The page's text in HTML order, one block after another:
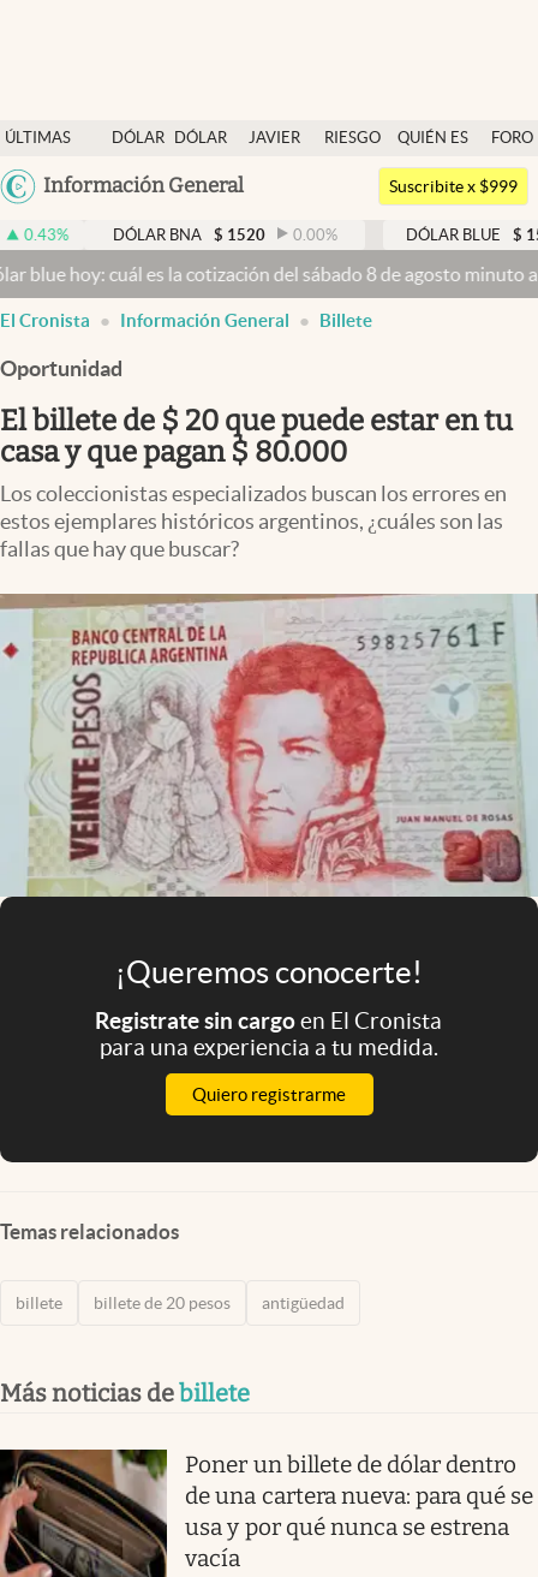
ÚLTIMAS
NOTICIAS
DÓLAR
DÓLAR
JAVIER
RIESGO
QUIÉN ES
QUIÉN
FORO
Argentina
México
Información General
Dólar
Members
Economía y Política
Finanzas y Mercados
Mercados Online
Negocios
Columnistas
Otras secciones
Apertura
Infotechnology
Clase
Clima
Mundial 2026
Eventos Corporativos
El Cronista Studio
Mediakit
abre en nueva pestaña
Argentina
Suscribite x $999
DÓLAR BNA $ 1520 0.00% DÓLAR BLUE $ 1525 -0.33
cuál es la cotización del sábado 8 de agosto minuto a minuto
El Cronista Información General Billete
Oportunidad
El billete de $ 20 que puede estar en tu
casa y que pagan $ 80.000
Los coleccionistas especializados buscan los errores en
estos ejemplares históricos argentinos, ¿cuáles son las
fallas que hay que buscar?
¡Queremos conocerte!
Registrate sin cargoen El Cronista
para una experiencia a tu medida.
Quiero registrarme
Temas relacionados
billete billete de 20 pesos antigüedad
Más noticias debillete
Poner un billete de dólar dentro
de una cartera nueva: para qué se
usa y por qué nunca se estrena
vacía